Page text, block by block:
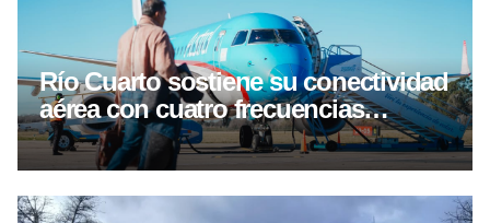
Río Cuarto sostiene su conectividad
aérea con cuatro frecuencias
semanales hacia Buenos Aires